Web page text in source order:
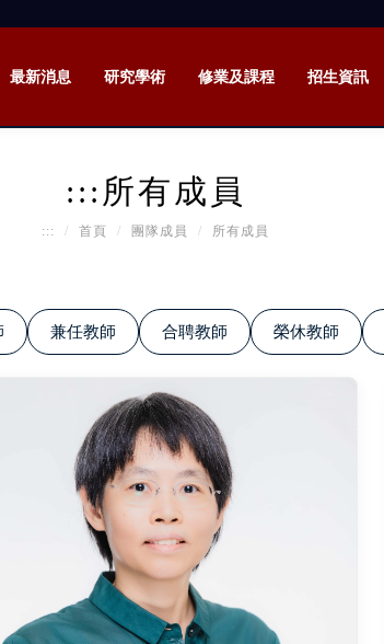
最新消息 研究學術 修業及課程 招生資訊
::: 所有成員
::: 首頁 團隊成員 所有成員
兼任教師 合聘教師 榮休教師